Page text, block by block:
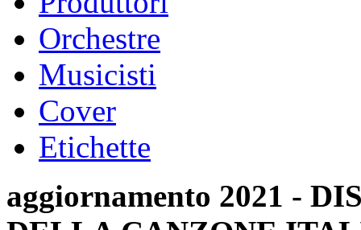
Orchestre
Musicisti
Cover
Etichette
aggiornamento 2021 -